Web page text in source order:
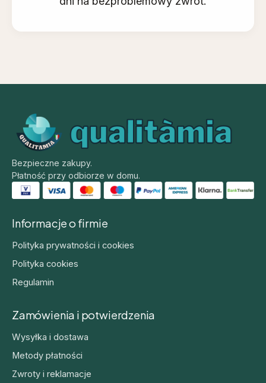
Bezpieczne zakupy.
Płatność przy odbiorze w domu.
Informacje o firmie
Polityka prywatności i cookies
Polityka cookies
Regulamin
Zamówienia i potwierdzenia
Wysyłka i dostawa
Metody płatności
Zwroty i reklamacje